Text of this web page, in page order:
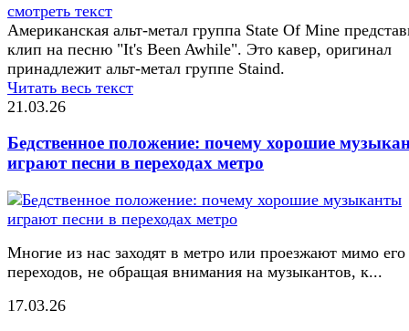
смотреть текст
Американская альт-метал группа State Of Mine
клип на песню "It's Been Awhile". Это кавер, оригинал
принадлежит альт-метал группе Staind.
Читать весь текст
21.03.26
Бедственное положение: почему хорошие
играют песни в переходах метро
Многие из нас заходят в метро или проезжают мимо его
переходов, не обращая внимания на музыкантов, к...
17.03.26